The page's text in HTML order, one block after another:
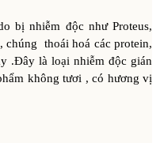
bị nhiễm độc như Proteus,
chúng thoái hoá các protein,
.Đây là loại nhiễm độc gián
không tươi , có hương vị